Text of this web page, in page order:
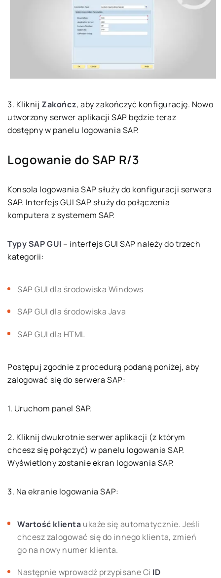
3. Kliknij Zakończ, aby zakończyć konfigurację. Nowo
utworzony serwer aplikacji SAP będzie teraz
dostępny w panelu logowania SAP.
Logowanie do SAP R/3
Konsola logowania SAP służy do konfiguracji serwera
SAP. Interfejs GUI SAP służy do połączenia
komputera z systemem SAP.
Typy SAP GUI – interfejs GUI SAP należy do trzech
kategorii:
SAP GUI dla środowiska Windows
SAP GUI dla środowiska Java
SAP GUI dla HTML
Postępuj zgodnie z procedurą podaną poniżej, aby
zalogować się do serwera SAP:
1. Uruchom panel SAP.
2. Kliknij dwukrotnie serwer aplikacji (z którym
chcesz się połączyć) w panelu logowania SAP.
Wyświetlony zostanie ekran logowania SAP.
3. Na ekranie logowania SAP:
Wartość klienta ukaże się automatycznie. Jeśli
chcesz zalogować się do innego klienta, zmień
go na nowy numer klienta.
Następnie wprowadź przypisane Ci ID